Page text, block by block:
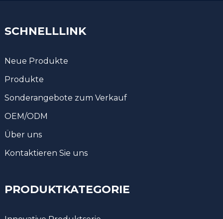
SCHNELLLINK
Neue Produkte
Produkte
Sonderangebote zum Verkauf
OEM/ODM
Über uns
Kontaktieren Sie uns
PRODUKTKATEGORIE